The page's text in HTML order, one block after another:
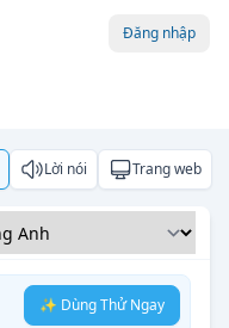
Đăng nhập
Lời nói Trang web
✨ Dùng Thử Ngay